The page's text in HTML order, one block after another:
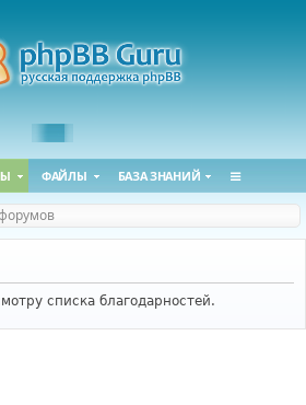
ФАЙЛЫ БАЗА ЗНАНИЙ
списка благодарностей.